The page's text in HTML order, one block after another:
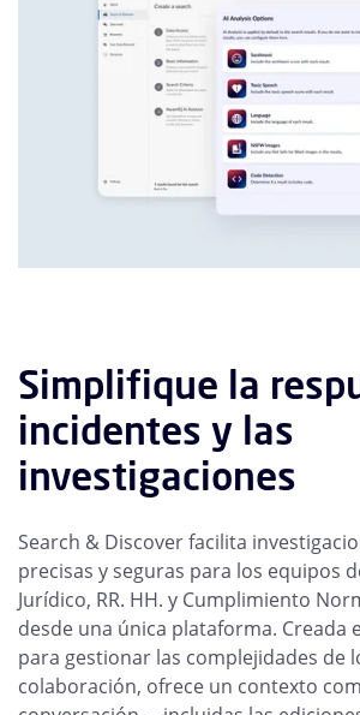
Simplifique la
incidentes y las
investigaciones
Search & Discover facilita
precisas y seguras para los equipos
Jurídico, RR. HH. y Cumplimiento
desde una única plataforma. Creada
para gestionar las complejidades de
colaboración, ofrece un contexto